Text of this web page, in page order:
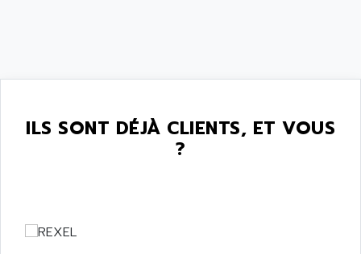
ILS SONT DÉJÀ CLIENTS, ET VOUS
?